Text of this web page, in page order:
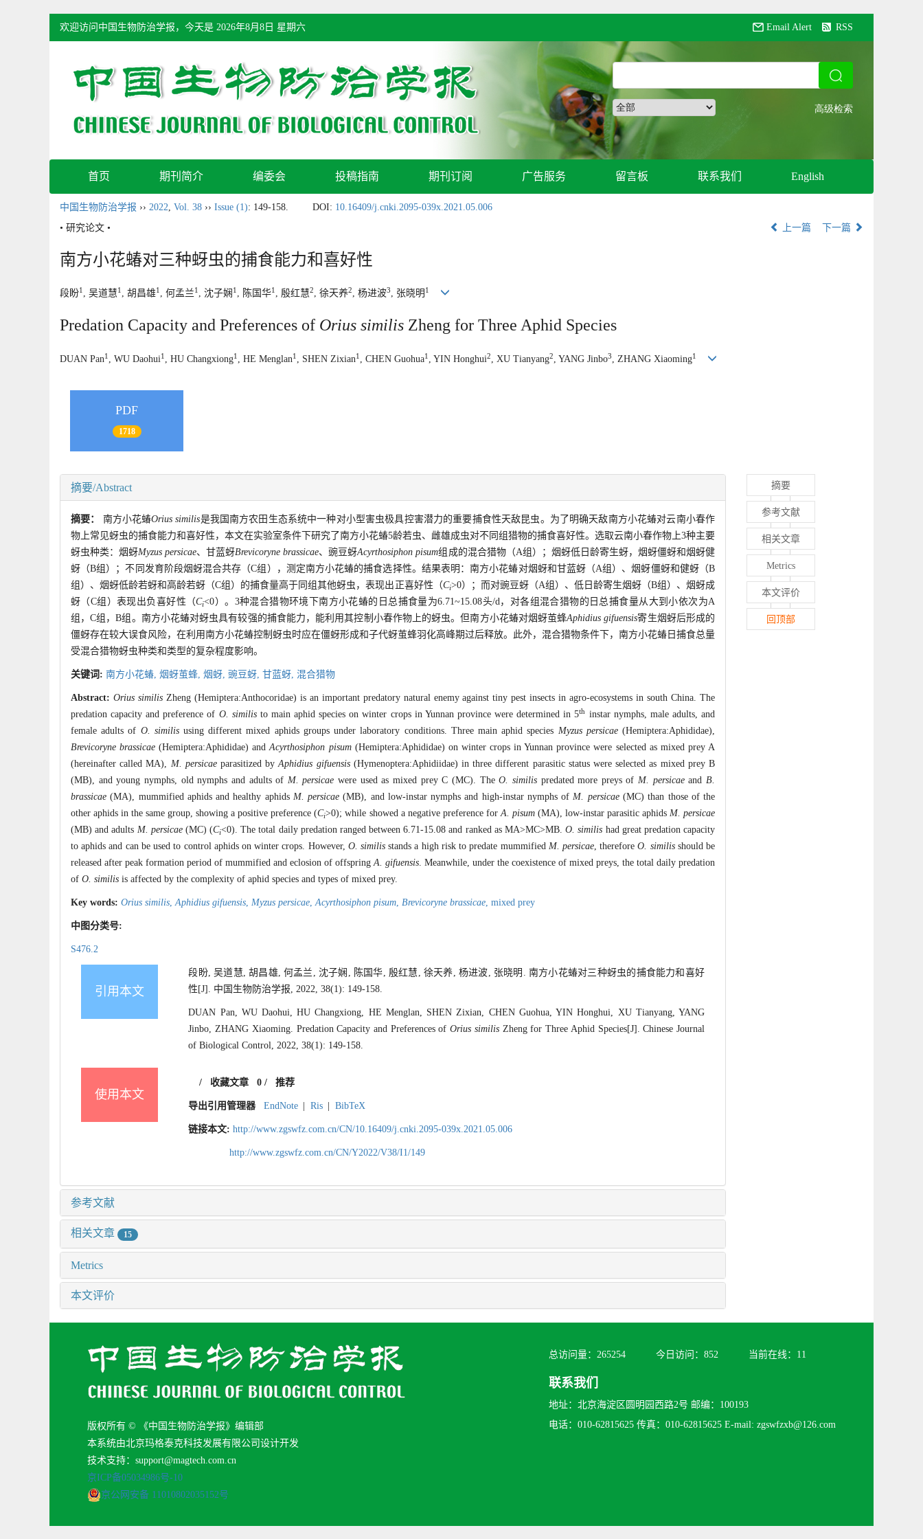
欢迎访问中国生物防治学报，今天是 2026年8月8日 星期六 Email Alert RSS
首页 期刊简介 编委会 投稿指南 期刊订阅 广告服务 留言板 联系我们 English
中国生物防治学报 ›› 2022, Vol. 38 ›› Issue (1): 149-158. DOI: 10.16409/j.cnki.2095-039x.2021.05.006
• 研究论文 •
上一篇 下一篇
南方小花蝽对三种蚜虫的捕食能力和喜好性
段盼1 , 吴道慧1 , 胡昌雄1 , 何孟兰1 , 沈子娴 1 , 陈国华1 , 殷红慧2, 徐天养2, 杨进波3, 张晓明 1
Predation Capacity and Preferences of Orius similis Zheng for Three Aphid Species
DUAN Pan1 , WU Daohui1 , HU Changxiong1 , HE Menglan1 , SHEN Zixian1 , CHEN Guohua1 , YIN Honghui2 , XU Tianyang2 , YANG Jinbo3 , ZHANG Xiaoming1
PDF
1718
摘要/Abstract
摘要： 南方小花蝽Orius similis是我国南方农田生态系统中一种对小型害虫极具控害潜力的重要捕食性天敌昆虫。为了明确天敌南方小花蝽对云南小春作
物上常见蚜虫的捕食能力和喜好性，本文在实验室条件下研究了南方小花蝽5龄若虫、雌雄成虫对不同组猎物的捕食喜好性。选取云南小春作物上3种主要
蚜虫种类：烟蚜Myzus persicae、甘蓝蚜Brevicoryne brassicae、豌豆蚜Acyrthosiphon pisum组成的混合猎物（A组）；烟蚜低日龄寄生蚜，烟蚜僵蚜和烟蚜健
蚜（B组）；不同发育阶段烟蚜混合共存（C组），测定南方小花蝽的捕食选择性。结果表明：南方小花蝽对烟蚜和甘蓝蚜（A组）、烟蚜僵蚜和健蚜（B
组）、烟蚜低龄若蚜和高龄若蚜（C组）的捕食量高于同组其他蚜虫，表现出正喜好性（Ci>0）；而对豌豆蚜（A组）、低日龄寄生烟蚜（B组）、烟蚜成
蚜（C组）表现出负喜好性（Ci<0）。3种混合猎物环境下南方小花蝽的日总捕食量为6.71~15.08头/d，对各组混合猎物的日总捕食量从大到小依次为A
组，C组，B组。南方小花蝽对蚜虫具有较强的捕食能力，能利用其控制小春作物上的蚜虫。但南方小花蝽对烟蚜茧蜂Aphidius gifuensis寄生烟蚜后形成的
僵蚜存在较大误食风险，在利用南方小花蝽控制蚜虫时应在僵蚜形成和子代蚜茧蜂羽化高峰期过后释放。此外，混合猎物条件下，南方小花蝽日捕食总量
受混合猎物蚜虫种类和类型的复杂程度影响。
关键词: 南方小花蝽, 烟蚜茧蜂, 烟蚜, 豌豆蚜, 甘蓝蚜, 混合猎物
Abstract: Orius similisZheng (Hemiptera:Anthocoridae) is an important predatory natural enemy against tiny pest insects in agro-ecosystems in south China. The
predation capacity and preference of O. similisto main aphid species on winter crops in Yunnan province were determined in 5th
instar nymphs, male adults, and
female adults of O. similisusing different mixed aphids groups under laboratory conditions. Three main aphid species Myzus persicae(Hemiptera:Aphididae),
Brevicoryne brassicae (Hemiptera:Aphididae) andAcyrthosiphon pisum(Hemiptera:Aphididae) on winter crops in Yunnan province were selected as mixed prey A
(hereinafter called MA), M. persicaeparasitized byAphidius gifuensis(Hymenoptera:Aphidiidae) in three different parasitic status were selected as mixed prey B
(MB), and young nymphs, old nymphs and adults of M. persicae were used as mixed prey C (MC). TheO. similispredated more preys ofM. persicaeandB.
brassicae (MA), mummified aphids and healthy aphids M. persicae (MB), and low-instar nymphs and high-instar nymphs ofM. persicae(MC) than those of the
other aphids in the same group, showing a positive preference (Ci>0); while showed a negative preference forA. pisum(MA), low-instar parasitic aphids M. persicae
(MB) and adults M. persicae(MC) (Ci<0). The total daily predation ranged between 6.71-15.08 and ranked as MA>MC>MB.O. similis had great predation capacity
to aphids and can be used to control aphids on winter crops. However, O. similis stands a high risk to predate mummified M. persicae, thereforeO. similisshould be
released after peak formation period of mummified and eclosion of offspringA. gifuensis. Meanwhile, under the coexistence of mixed preys, the total daily predation
of O. similis is affected by the complexity of aphid species and types of mixed prey.
Key words: Orius similis,Aphidius gifuensis, Myzus persicae,Acyrthosiphon pisum, Brevicoryne brassicae, mixed prey
中图分类号:
S476.2
引用本文
段盼, 吴道慧, 胡昌雄, 何孟兰, 沈子娴, 陈国华, 殷红慧, 徐天养, 杨进波, 张晓明. 南方小花蝽对三种蚜虫的捕食能力和喜好
性[J]. 中国生物防治学报, 2022, 38(1): 149-158.
DUAN Pan, WU Daohui, HU Changxiong, HE Menglan, SHEN Zixian, CHEN Guohua, YIN Honghui, XU Tianyang, YANG
Jinbo, ZHANG Xiaoming. Predation Capacity and Preferences ofOrius similisZheng for Three Aphid Species[J]. Chinese Journal
of Biological Control, 2022, 38(1): 149-158.
使用本文
/ 收藏文章 0/ 推荐
导出引用管理器 EndNote Ris BibTeX
链接本文: http://www.zgswfz.com.cn/CN/10.16409/j.cnki.2095-039x.2021.05.006
http://www.zgswfz.com.cn/CN/Y2022/V38/I1/149
参考文献
相关文章 15
Metrics
本文评价
摘要
参考文献
相关文章
Metrics
本文评价
回顶部
版权所有 © 《中国生物防治学报》编辑部
本系统由北京玛格泰克科技发展有限公司设计开发
技术支持：support@magtech.com.cn
京ICP备05034986号-10
京公网安备 11010802035152号
总访问量： 265254 今日访问： 852 当前在线： 11
联系我们
地址：北京海淀区圆明园西路2号 邮编：100193
电话：010-62815625 传真：010-62815625 E-mail: zgswfzxb@126.com